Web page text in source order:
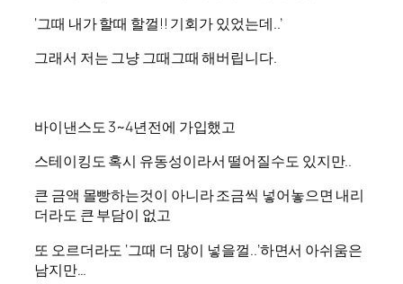
‘그때 내가 할때 할껄!! 기회가 있었는데..’
그래서 저는 그냥 그때그때 해버립니다.
바이낸스도 3~4년전에 가입했고
스테이킹도 혹시 유동성이라서 떨어질수도 있지만..
큰 금액 몰빵하는것이 아니라 조금씩 넣어놓으면 내리
더라도 큰 부담이 없고
또 오르더라도 ‘그때 더 많이 넣을껄..’하면서 아쉬움은
남지만…